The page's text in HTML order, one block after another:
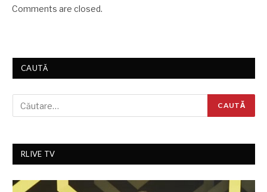
Comments are closed.
CAUTĂ
RLIVE TV